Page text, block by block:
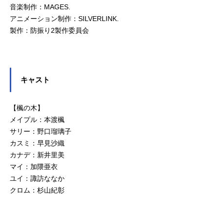
音楽制作：MAGES.
アニメーション制作：SILVERLINK.
製作：防振り2製作委員会
キャスト
【楓の木】
メイプル：本渡楓
サリー：野口瑠璃子
カスミ：早見沙織
カナデ：新井里美
マイ：加隈亜衣
ユイ：諏訪ななか
クロム：杉山紀彰